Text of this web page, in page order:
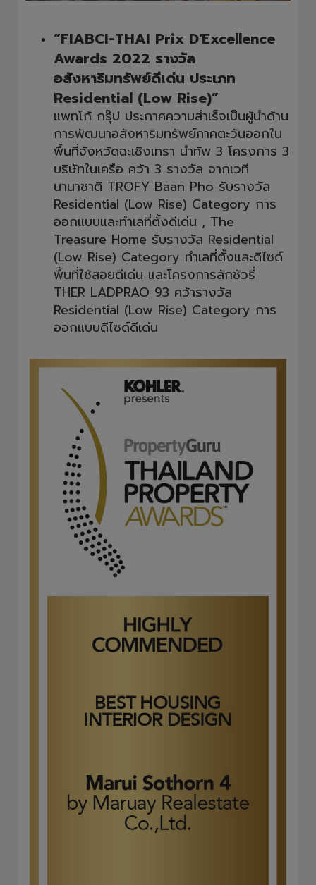
“FIABCI-THAI Prix D'Excellence
Awards 2022 รางวัล
อสังหาริมทรัพย์ดีเด่น ประเภท
Residential (Low Rise)”
แพทโก้ กรุ๊ป ประกาศความสำเร็จเป็นผู้นำด้าน
การพัฒนาอสังหาริมทรัพย์ภาคตะวันออกใน
พื้นที่จังหวัดฉะเชิงเทรา นำทัพ 3 โครงการ 3
บริษัทในเครือ คว้า 3 รางวัล จากเวที
นานาชาติ TROFY Baan Pho รับรางวัล
Residential (Low Rise) Category การ
ออกแบบและทำเลที่ตั้งดีเด่น , The
Treasure Home รับรางวัล Residential
(Low Rise) Category ทำเลที่ตั้งและดีไซด์
พื้นที่ใช้สอยดีเด่น และโครงการลักชัวรี่
THER LADPRAO 93 คว้ารางวัล
Residential (Low Rise) Category การ
ออกแบบดีไซด์ดีเด่น